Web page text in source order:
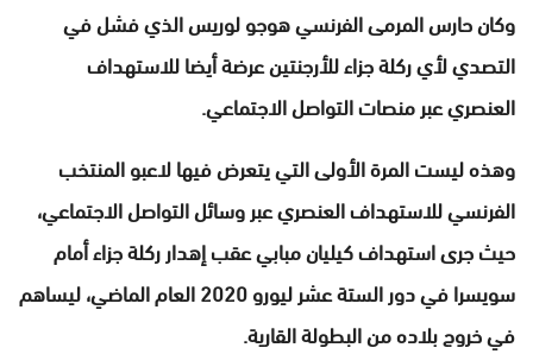
وكان حارس المرمى الفرنسي هوجو لوريس الذي فشل في
التصدي لأي ركلة جزاء للأرجنتين عرضة أيضا للاستهداف
العنصري عبر منصات التواصل الاجتماعي.
وهذه ليست المرة الأولى التي يتعرض فيها لاعبو المنتخب
الفرنسي للاستهداف العنصري عبر وسائل التواصل الاجتماعي،
حيث جرى استهداف كيليان مبابي عقب إهدار ركلة جزاء أمام
سويسرا في دور الستة عشر ليورو 2020 العام الماضي، ليساهم
في خروج بلاده من البطولة القارية.